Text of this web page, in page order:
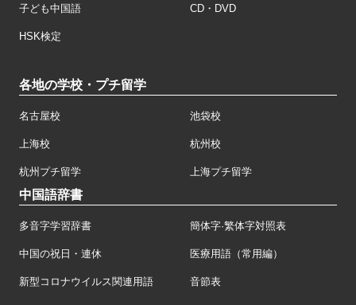
子ども中国語 CD・DVD
HSK検定
各地の学校・プチ留学
名古屋校 池袋校
上海校 杭州校
杭州プチ留学 上海プチ留学
中国語辞書
多音字学習辞書 簡体字·繁体字対照表
中国の祝日・連休 医療用語（常用編）
新型コロナウイルス関連用語 音節表